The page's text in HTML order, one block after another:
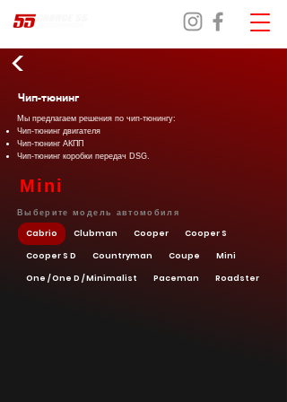
Чип-тюнинг
Мы предлагаем решения по чип-тюнингу:
Чип-тюнинг двигателя
Чип-тюнинг АКПП
Чип-тюнинг коробки передач DSG.
Mini
Выберите модель автомобиля
Cabrio Clubman Cooper Cooper S
Cooper S D Countryman Coupe Mini
One / One D / Minimalist Paceman Roadster